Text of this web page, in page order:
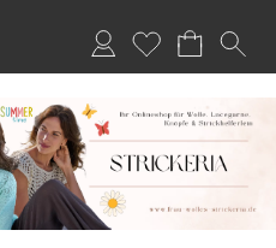
Anmelden
Merkliste